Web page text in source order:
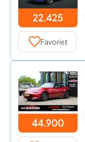
22.425
Favoriet
44.900